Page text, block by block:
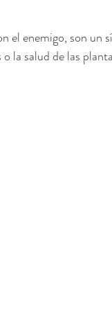
el enemigo, son
la salud de las